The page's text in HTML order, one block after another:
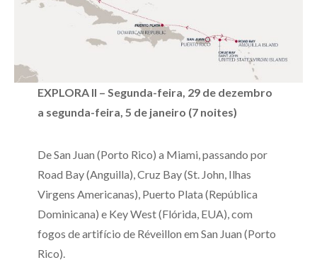
EXPLORA II – Segunda-feira, 29 de dezembro
a segunda-feira, 5 de janeiro (7 noites)
De San Juan (Porto Rico) a Miami, passando por
Road Bay (Anguilla), Cruz Bay (St. John, Ilhas
Virgens Americanas), Puerto Plata (República
Dominicana) e Key West (Flórida, EUA), com
fogos de artifício de Réveillon em San Juan (Porto
Rico).